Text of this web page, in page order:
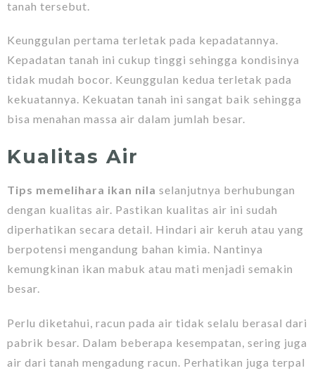
tanah tersebut.
Keunggulan pertama terletak pada kepadatannya.
Kepadatan tanah ini cukup tinggi sehingga kondisinya
tidak mudah bocor. Keunggulan kedua terletak pada
kekuatannya. Kekuatan tanah ini sangat baik sehingga
bisa menahan massa air dalam jumlah besar.
Kualitas Air
Tips memelihara ikan nila selanjutnya berhubungan
dengan kualitas air. Pastikan kualitas air ini sudah
diperhatikan secara detail. Hindari air keruh atau yang
berpotensi mengandung bahan kimia. Nantinya
kemungkinan ikan mabuk atau mati menjadi semakin
besar.
Perlu diketahui, racun pada air tidak selalu berasal dari
pabrik besar. Dalam beberapa kesempatan, sering juga
air dari tanah mengadung racun. Perhatikan juga terpal